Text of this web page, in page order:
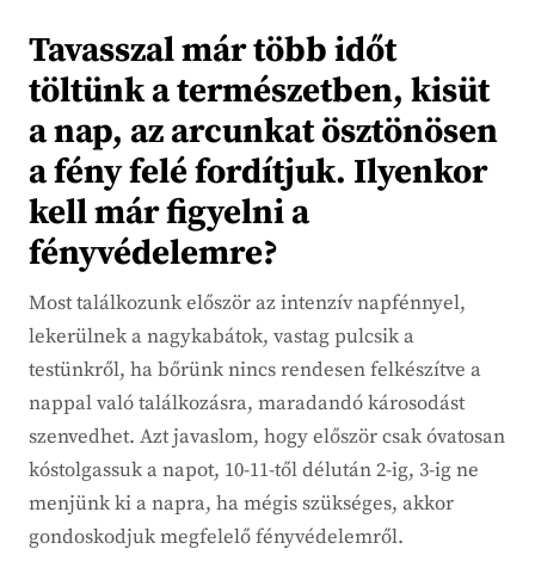
Tavasszal már több időt
töltünk a természetben, kisüt
a nap, az arcunkat ösztönösen
a fény felé fordítjuk. Ilyenkor
kell már figyelni a
fényvédelemre?
Most találkozunk először az intenzív napfénnyel,
lekerülnek a nagykabátok, vastag pulcsik a
testünkről, ha bőrünk nincs rendesen felkészítve a
nappal való találkozásra, maradandó károsodást
szenvedhet. Azt javaslom, hogy először csak óvatosan
kóstolgassuk a napot, 10-11-től délután 2-ig, 3-ig ne
menjünk ki a napra, ha mégis szükséges, akkor
gondoskodjuk megfelelő fényvédelemről.